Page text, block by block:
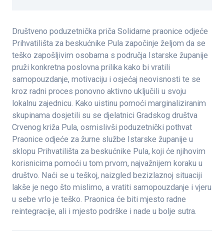
Društveno poduzetnička priča Solidarne praonice odjeće
Prihvatilišta za beskućnike Pula započinje željom da se
teško zapošljivim osobama s područja Istarske županije
pruži konkretna poslovna prilika kako bi vratili
samopouzdanje, motivaciju i osjećaj neovisnosti te se
kroz radni proces ponovno aktivno uključili u svoju
lokalnu zajednicu. Kako uistinu pomoći marginaliziranim
skupinama dosjetili su se djelatnici Gradskog društva
Crvenog križa Pula, osmislivši poduzetnički pothvat
Praonice odjeće za žurne službe Istarske županije u
sklopu Prihvatilišta za beskućnike Pula, koji će njihovim
korisnicima pomoći u tom prvom, najvažnijem koraku u
društvo. Naći se u teškoj, naizgled bezizlaznoj situaciji
lakše je nego što mislimo, a vratiti samopouzdanje i vjeru
u sebe vrlo je teško. Praonica će biti mjesto radne
reintegracije, ali i mjesto podrške i nade u bolje sutra.